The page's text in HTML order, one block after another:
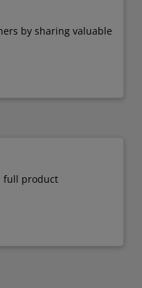
by sharing valuable
full product